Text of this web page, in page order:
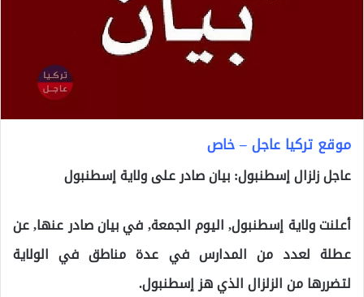
موقع تركيا عاجل – خاص
عاجل زلزال إسطنبول: بيان صادر على ولاية إسطنبول
أعلنت ولاية إسطنبول, اليوم الجمعة, في بيان صادر عنها, عن
عطلة لعدد من المدارس في عدة مناطق في الولاية
لتضررها من الزلزال الذي هز إسطنبول.